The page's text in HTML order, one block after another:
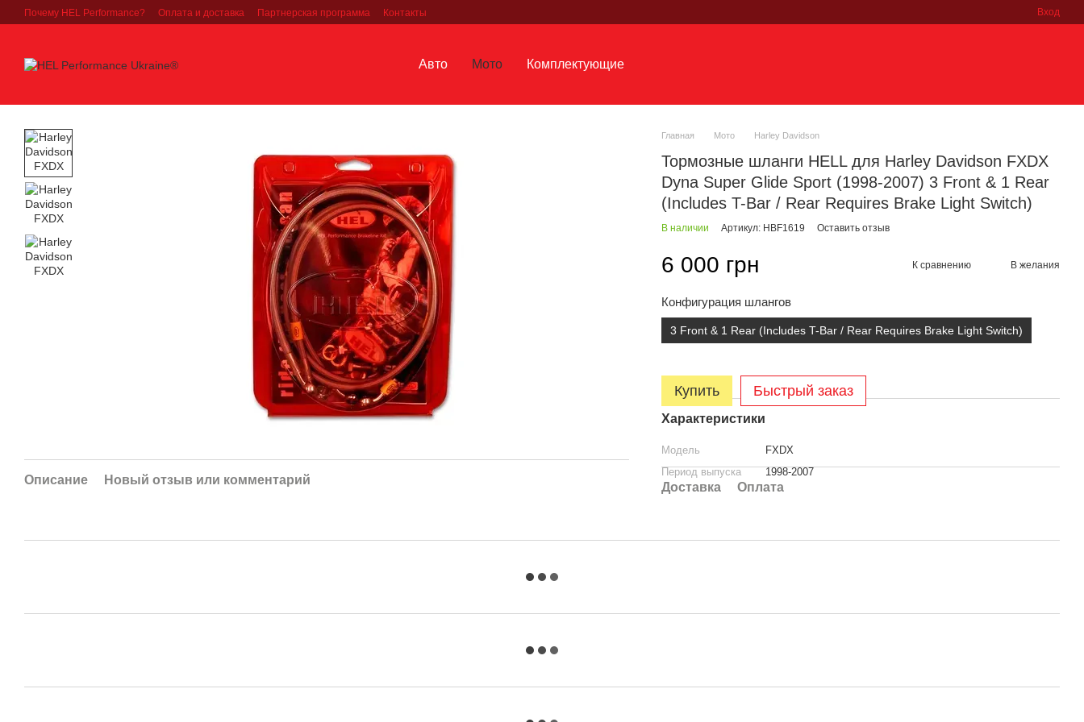
Перейти к основному контенту
Почему HEL Performance? Оплата и доставка Партнерская программа Контакты Вход
Авто Мото Комплектующие
Описание Новый отзыв или комментарий
Главная Мото Harley Davidson
Тормозные шланги HELL для Harley Davidson FXDX
Dyna Super Glide Sport (1998-2007) 3 Front & 1 Rear
(Includes T-Bar / Rear Requires Brake Light Switch)
В наличии Артикул: HBF1619 Оставить отзыв
6 000 грн К сравнению В желания
Конфигурация шлангов
3 Front & 1 Rear (Includes T-Bar / Rear Requires Brake Light Switch)
Купить Быстрый заказ
Характеристики
Модель
FXDX
Период выпуска
1998-2007
Доставка Оплата